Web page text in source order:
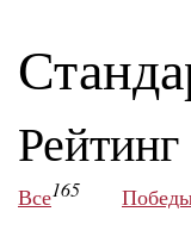
Рейтинг
Все165